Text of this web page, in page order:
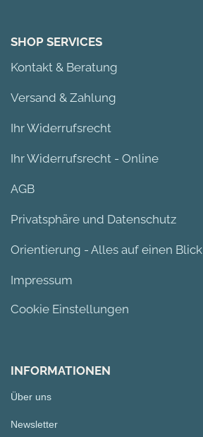
SHOP SERVICES
Kontakt & Beratung
Versand & Zahlung
Ihr Widerrufsrecht
Ihr Widerrufsrecht - Online
AGB
Privatsphäre und Datenschutz
Orientierung - Alles auf einen Blick
Impressum
Cookie Einstellungen
INFORMATIONEN
Über uns
Newsletter